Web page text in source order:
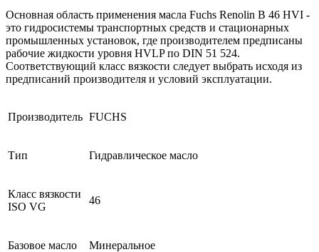
Основная область применения масла Fuchs Renolin B 46 HVI -
это гидросистемы транспортных средств и стационарных
промышленных установок, где производителем предписаны
рабочие жидкости уровня HVLP по DIN 51 524.
Соответствующий класс вязкости следует выбрать исходя из
предписаний производителя и условий эксплуатации.
Производитель FUCHS
Тип Гидравлическое масло
Класс вязкости
ISO VG
46
Базовое масло Минеральное